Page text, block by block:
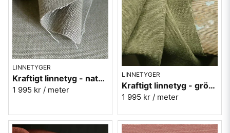
LINNETYGER
Kraftigt linnetyg - natur lin möbeltyg Enzimi Linen 548
1 995 kr / meter
LINNETYGER
Kraftigt linnetyg - grönt möbeltyg Enzimi Olive 705
1 995 kr / meter